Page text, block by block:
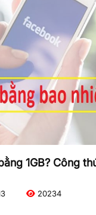
1GB? Công
20234